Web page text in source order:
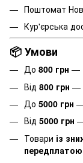
Поштомат
Кур'єрська
📦 Умови
До 800 грн —
Від 800 грн —
До 5000 грн
Від 5000 грн
Товари із
передплатою